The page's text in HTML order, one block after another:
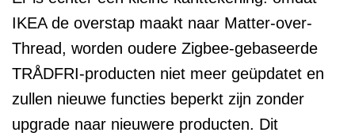
IKEA de overstap maakt naar Matter-over-
Thread, worden oudere Zigbee-gebaseerde
TRÅDFRI-producten niet meer geüpdatet en
zullen nieuwe functies beperkt zijn zonder
upgrade naar nieuwere producten. Dit